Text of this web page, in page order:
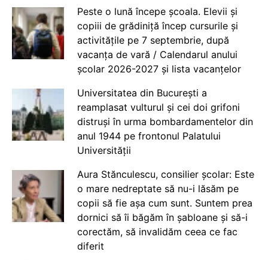
Peste o lună începe școala. Elevii și
copiii de grădiniță încep cursurile și
activitățile pe 7 septembrie, după
vacanța de vară / Calendarul anului
școlar 2026-2027 și lista vacanțelor
Universitatea din București a
reamplasat vulturul și cei doi grifoni
distruși în urma bombardamentelor din
anul 1944 pe frontonul Palatului
Universității
Aura Stănculescu, consilier școlar: Este
o mare nedreptate să nu-i lăsăm pe
copii să fie așa cum sunt. Suntem prea
dornici să îi băgăm în șabloane și să-i
corectăm, să invalidăm ceea ce fac
diferit